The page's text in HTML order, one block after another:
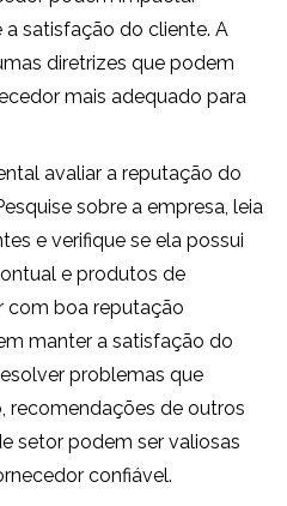
satisfação do cliente. A
diretrizes que podem
mais adequado para
avaliar a reputação do
sobre a empresa, leia
e verifique se ela possui
e produtos de
com boa reputação
manter a satisfação do
problemas que
recomendações de outros
setor podem ser valiosas
confiável.